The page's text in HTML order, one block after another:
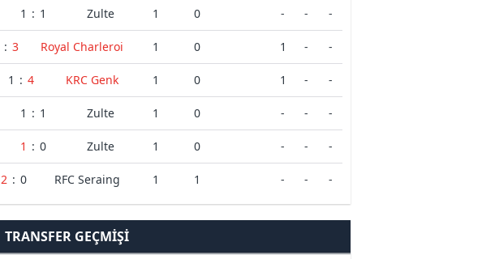
1 : 1 Zulte 1 0 - - -
: 3 Royal Charleroi 1 0 1 - -
1 : 4 KRC Genk 1 0 1 - -
1 : 1 Zulte 1 0 - - -
1 : 0 Zulte 1 0 - - -
2 : 0 RFC Seraing 1 1 - - -
TRANSFER GEÇMIŞI